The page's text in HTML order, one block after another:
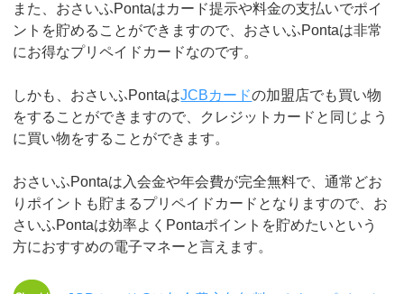
また、おさいふPontaはカード提示や料金の支払いでポイ
ントを貯めることができますので、おさいふPontaは非常
にお得なプリペイドカードなのです。
しかも、おさいふPontaはJCBカードの加盟店でも買い物
をすることができますので、クレジットカードと同じよう
に買い物をすることができます。
おさいふPontaは入会金や年会費が完全無料で、通常どお
りポイントも貯まるプリペイドカードとなりますので、お
さいふPontaは効率よくPontaポイントを貯めたいという
方におすすめの電子マネーと言えます。